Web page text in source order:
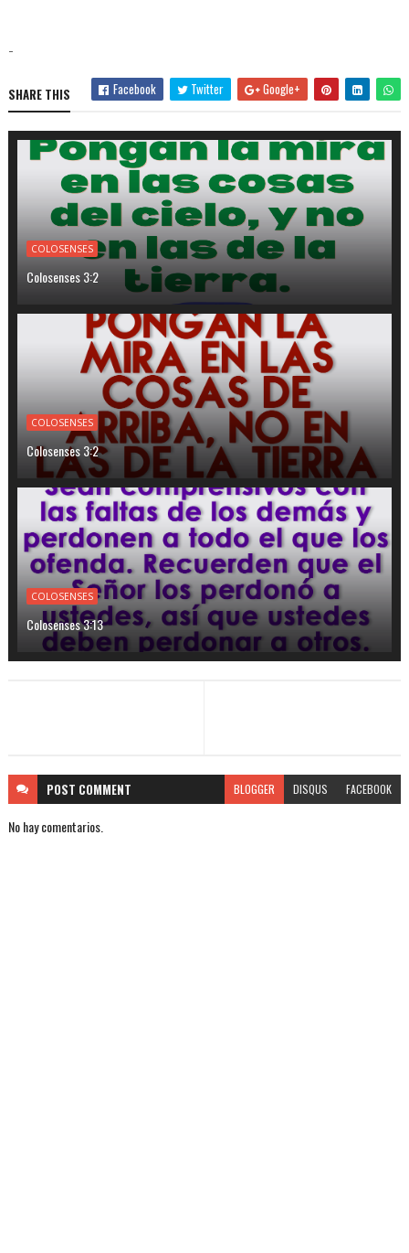
-
SHARE THIS Facebook Twitter Google+
COLOSENSES
Colosenses 3:2
COLOSENSES
Colosenses 3:2
COLOSENSES
Colosenses 3:13
POST COMMENT BLOGGER DISQUS FACEBOOK
No hay comentarios.